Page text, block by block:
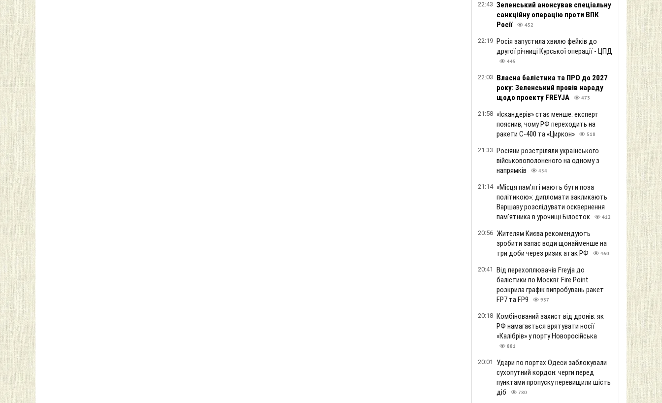
22:43 Зеленський анонсував спеціальну
санкційну операцію проти ВПК
Росії
452
22:19 Росія запустила хвилю фейків до
другої річниці Курської операції - ЦПД
445
22:03 Власна балістика та ПРО до 2027
року: Зеленський провів нараду
щодо проекту FREYJA
473
21:58 «Іскандерів» стає менше: експерт
пояснив, чому РФ переходить на
ракети С-400 та «Циркон»
518
21:33 Росіяни розстріляли українського
військовополоненого на одному з
напрямків
454
21:14 «Місця пам'яті мають бути поза
політикою»: дипломати закликають
Варшаву розслідувати осквернення
пам'ятника в урочищі Білосток
412
20:56 Жителям Києва рекомендують
зробити запас води щонайменше на
три доби через ризик атак РФ
460
20:41 Від перехоплювачів Freyja до
балістики по Москві: Fire Point
розкрила графік випробувань ракет
FP7 та FP9
937
20:18 Комбінований захист від дронів: як
РФ намагається врятувати носії
«Калібрів» у порту Новоросійська
881
20:01
Удари по портах Одеси заблокували
сухопутний кордон: черги перед
пунктами пропуску перевищили шість
діб
780